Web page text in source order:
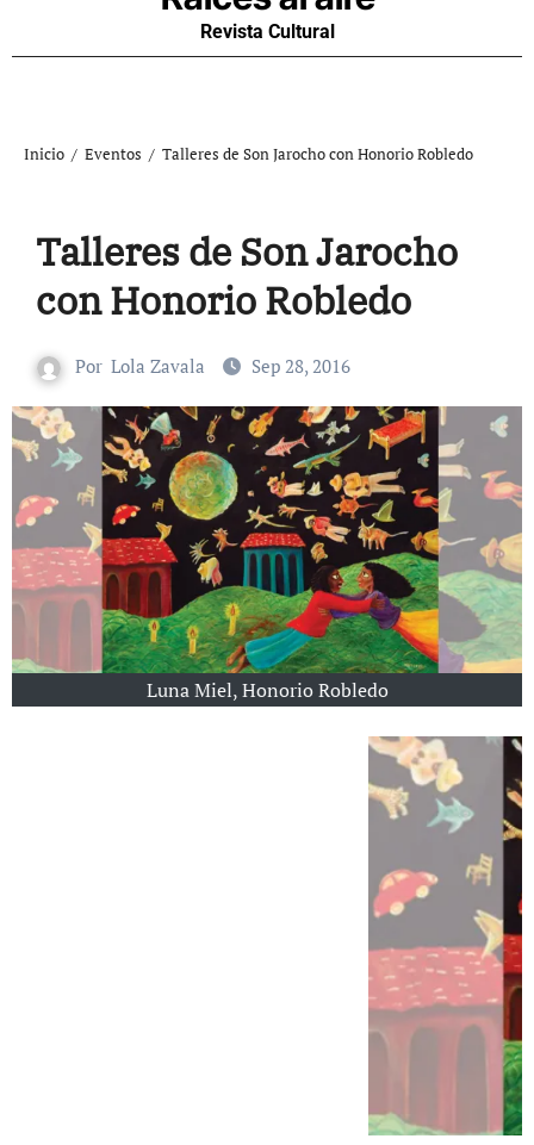
Revista Cultural
Inicio Eventos Talleres de Son Jarocho con Honorio Robledo
Talleres de Son Jarocho
con Honorio Robledo
Por Lola Zavala Sep 28, 2016
Luna Miel, Honorio Robledo